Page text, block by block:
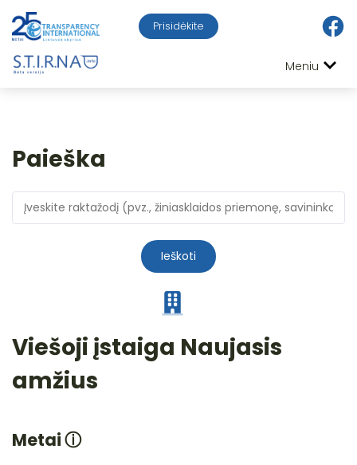
Prisidėkite
Meniu
Paieška
Ieškoti
Viešoji įstaiga Naujasis
amžius
Metaiⓘ